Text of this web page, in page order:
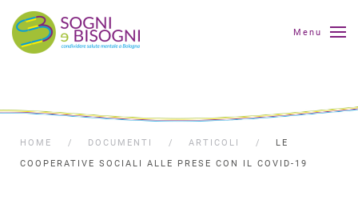
Menu
HOME DOCUMENTI ARTICOLI
LE
COOPERATIVE SOCIALI ALLE PRESE CON IL COVID-19